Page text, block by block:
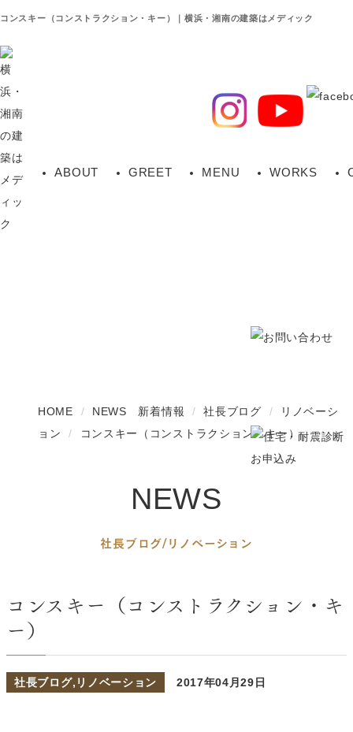
コンスキー（コンストラクション・キー）｜横浜・湘南の建築はメディック
ABOUT GREET MENU WORKS
HOME NEWS 新着情報 社長ブログ
リノベーシ
ョン
コンスキー（コンストラクション・キー）
NEWS
社長ブログ/リノベーション
コンスキー（コンストラクション・キ
ー）
社長ブログ, リノベーション 2017年04月29日